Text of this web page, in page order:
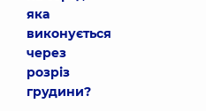
яка
виконується
через
розріз
грудини?